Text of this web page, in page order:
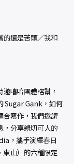
的還是苦頭／我和
嘻哈團體榕幫，
Sugar Gank，如何
合寫作，我們邀請
，分享親切可人的
，攜手演繹春日
東山）的六種限定